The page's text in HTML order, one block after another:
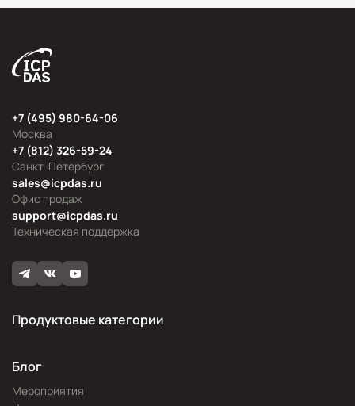
Москва
+7 (495) 980-64-06
Офис продаж
sales@icpdas.ru
Санкт-Петербург
+7 (812) 326-59-24
Техническая поддержка
support@icpdas.ru
Продуктовые категории
Блог
Мероприятия